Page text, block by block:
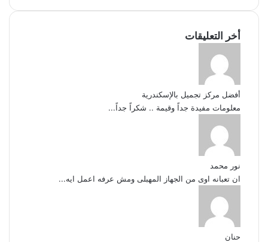
أخر التعليقات
أفضل مركز تجميل بالإسكندرية
معلومات مفيدة جداً وقيمة .. شكراً جداً...
نور محمد
ان تعبانه اوى من الجهاز المهبلى ومش عرفه اعمل ايه...
حنان